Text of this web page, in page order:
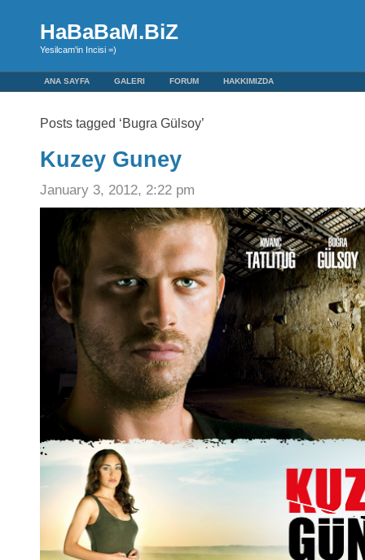
HaBaBaM.BiZ
Yesilcam'in Incisi =)
ANA SAYFA GALERI FORUM HAKKIMIZDA
Posts tagged ‘Bugra Gülsoy’
Kuzey Guney
January 3, 2012, 2:22 pm